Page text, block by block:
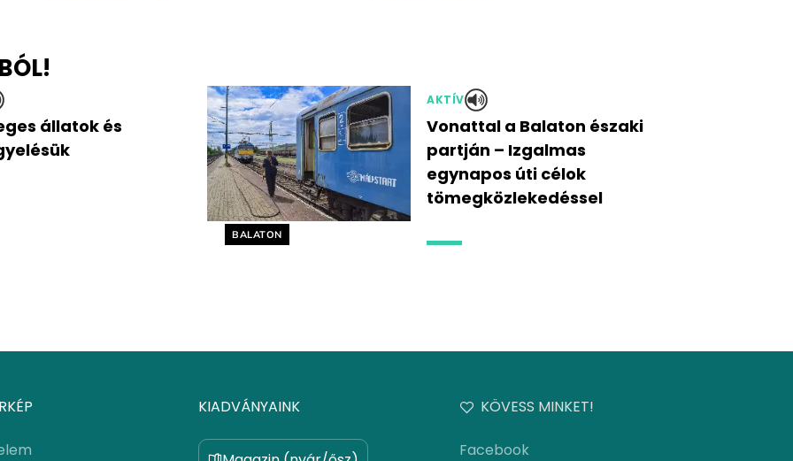
állatok és
Helyszín címkék:
BALATON
AKTÍV
Vonattal a Balaton északi
partján – Izgalmas
egynapos úti célok
tömegközlekedéssel
KIADVÁNYAINK KÖVESS MINKET!
Facebook